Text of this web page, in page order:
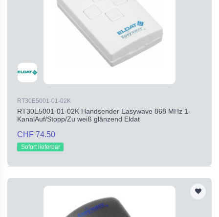
RT30E5001-01-02K
RT30E5001-01-02K Handsender Easywave 868 MHz 1-
KanalAuf/Stopp/Zu weiß glänzend Eldat
CHF 74.50
Sofort lieferbar